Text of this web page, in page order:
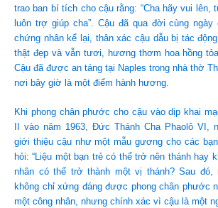
trao ban bí tích cho cậu rằng: “Cha hãy vui
luôn trợ giúp cha”. Cậu đã qua đời cùng
chứng nhân kể lại, thân xác cậu dẫu bị tác
thật đẹp và vẫn tươi, hương thơm hoa hồng
Cậu đã được an táng tại Naples trong nhà thờ
nơi bây giờ là một điểm hành hương.
Khi phong chân phước cho cậu vào dịp khai
II vào năm 1963, Đức Thánh Cha Phaolô VI,
giới thiệu cậu như một mẫu gương cho các
hỏi: “Liệu một bạn trẻ có thể trở nên thánh hay
nhân có thể trở thành một vị thánh? Sau đó,
không chỉ xứng đáng được phong chân phước
một công nhân, nhưng chính xác vì cậu là một